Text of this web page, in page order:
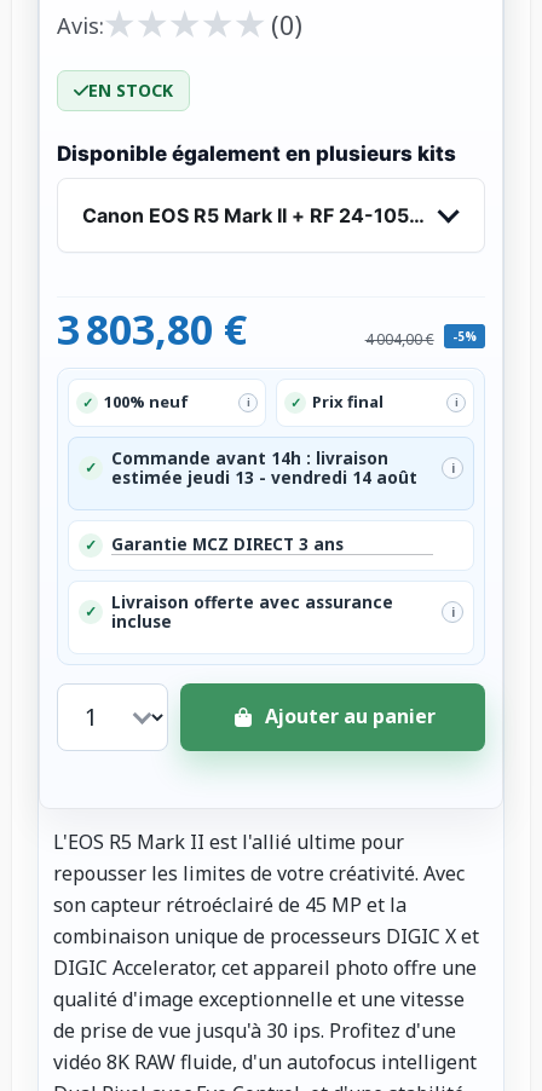
Avis:★
★★
★★
★★
★★
★ (0)
EN STOCK
Disponible également en plusieurs kits
Canon EOS R5 Mark II + RF 24-105mm f/4 L IS
3 803,80 € 4 004,00 € -5%
✓ 100% neuf i ✓ Prix final i
✓
Commande avant 14h : livraison
estimée jeudi 13 - vendredi 14 août
i
✓ Garantie MCZ DIRECT 3 ans
✓
Livraison offerte avec assurance
incluse
i
Ajouter au panier
L'EOS R5 Mark II est l'allié ultime pour
repousser les limites de votre créativité. Avec
son capteur rétroéclairé de 45 MP et la
combinaison unique de processeurs DIGIC X et
DIGIC Accelerator, cet appareil photo offre une
qualité d'image exceptionnelle et une vitesse
de prise de vue jusqu'à 30 ips. Profitez d'une
vidéo 8K RAW fluide, d'un autofocus intelligent